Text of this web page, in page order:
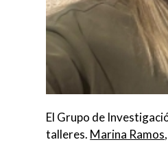
El Grupo de
talleres. Marina Ramos